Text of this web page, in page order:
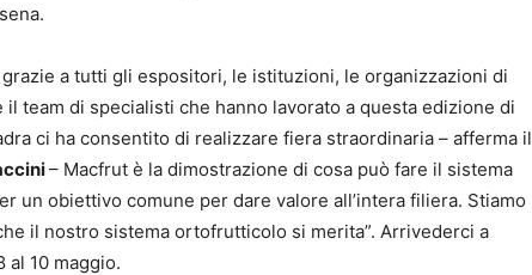
a tutti gli espositori, le istituzioni, le organizzazioni di
team di specialisti che hanno lavorato a questa edizione di
ci ha consentito di realizzare fiera straordinaria – afferma il
– Macfrut è la dimostrazione di cosa può fare il sistema
un obiettivo comune per dare valore all’intera filiera. Stiamo
il nostro sistema ortofrutticolo si merita”. Arrivederci a
al 10 maggio.